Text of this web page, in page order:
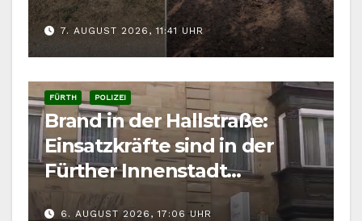
7. AUGUST 2026, 11:41 UHR
FÜRTH POLIZEI
Brand in der Hallstraße:
Einsatzkräfte sind in der
Fürther Innenstadt
gefordert
6. AUGUST 2026, 17:06 UHR